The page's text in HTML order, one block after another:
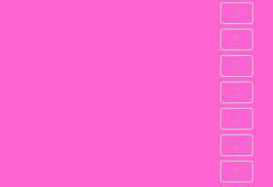
3
1
5
2
2
2
1